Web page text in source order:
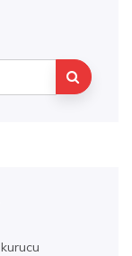
kurucu